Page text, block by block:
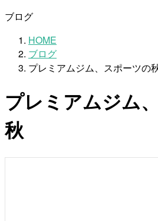
ブログ
HOME
ブログ
プレミアムジム、スポーツの
プレミアムジム
秋